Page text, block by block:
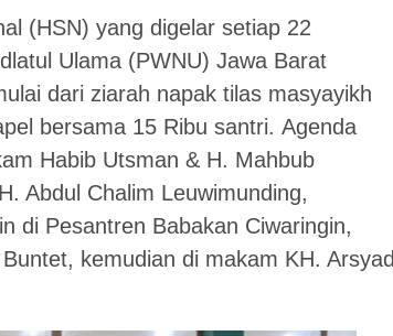
(HSN) yang digelar setiap 22
Ulama (PWNU) Jawa Barat
dari ziarah napak tilas masyayikh
bersama 15 Ribu santri. Agenda
Habib Utsman & H. Mahbub
Abdul Chalim Leuwimunding,
di Pesantren Babakan Ciwaringin,
kemudian di makam KH. Arsyad